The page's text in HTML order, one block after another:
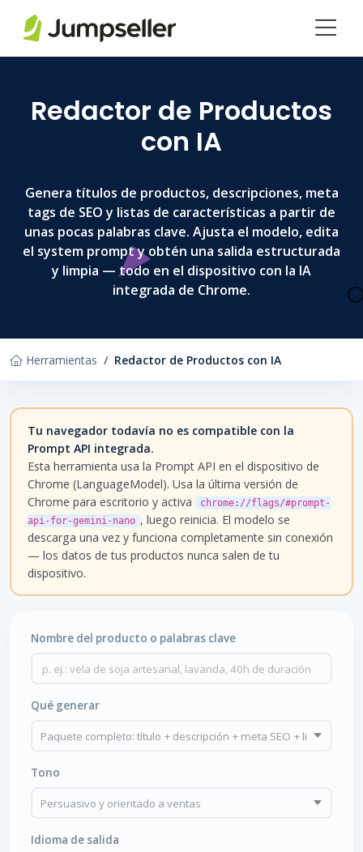
Redactor de Productos
con IA
Genera títulos de productos, descripciones, meta
tags de SEO y listas de características a partir de
unas pocas palabras clave. Ajusta el modelo, edita
el system prompt y obtén una salida estructurada
y limpia — todo en el dispositivo con la IA
integrada de Chrome.
Herramientas Redactor de Productos con IA
Tu navegador todavía no es compatible con la
Prompt API integrada.
Esta herramienta usa la Prompt API en el dispositivo de
Chrome (LanguageModel). Usa la última versión de
Chrome para escritorio y activa
chrome://flags/#prompt-
api-for-gemini-nano , luego reinicia. El modelo se
descarga una vez y funciona completamente sin conexión
— los datos de tus productos nunca salen de tu
dispositivo.
Nombre del producto o palabras clave
Qué generar
Tono
Idioma de salida